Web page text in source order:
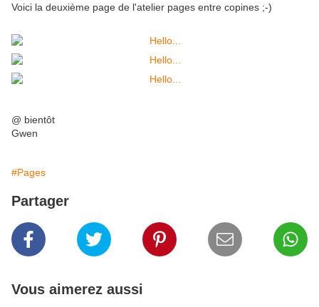
Voici la deuxième page de l'atelier pages entre copines ;-)
@ bientôt
Gwen
#Pages
Partager
Vous aimerez aussi